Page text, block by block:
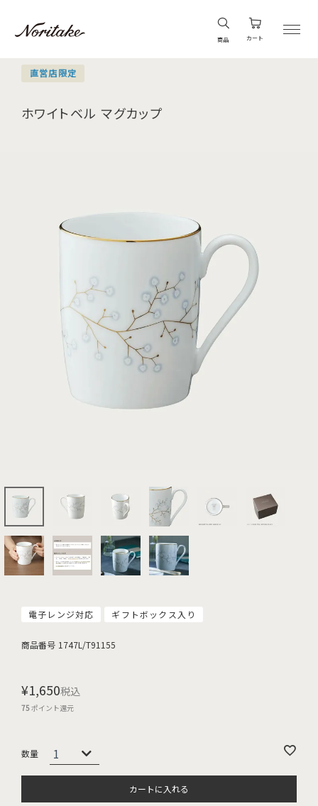
商品 カート
直営店限定
ホワイトベル マグカップ
電子レンジ対応 ギフトボックス入り
商品番号 1747L/T91155
¥1,650税込
75ポイント還元
カートに入れる